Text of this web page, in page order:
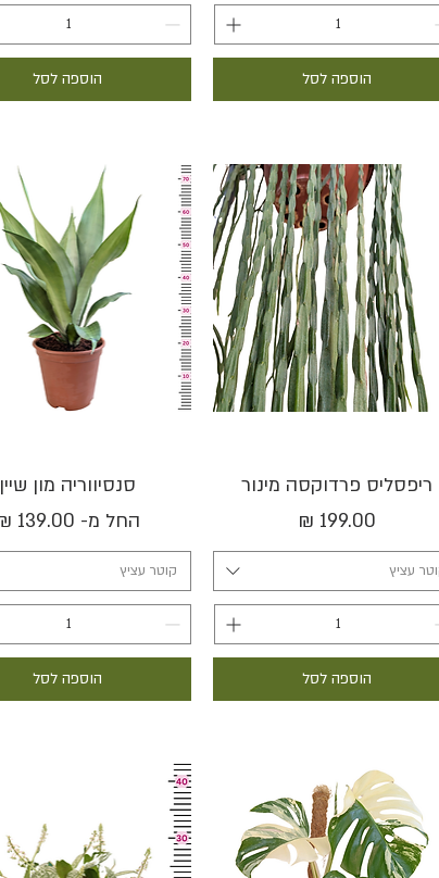
הוספה לסל הוספה לסל
תצוגה מהירה
ריפסליס פרדוקסה מינור
מחיר
עציץ
הוספה לסל
תצוגה מהירה
סנסיווריה מון שיין
החל מ-
מחיר מבצע
קוטר עציץ
הוספה לסל